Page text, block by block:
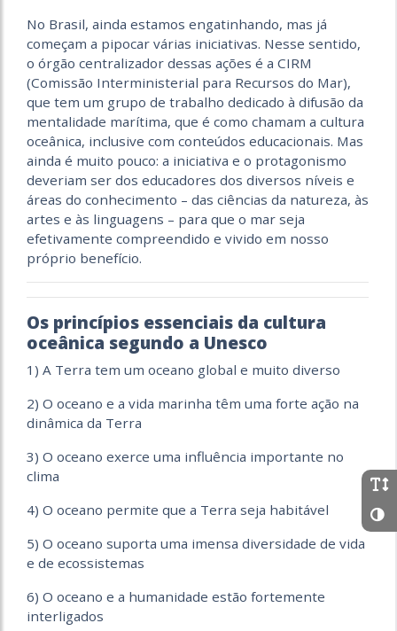
No Brasil, ainda estamos engatinhando, mas já
começam a pipocar várias iniciativas. Nesse sentido,
o órgão centralizador dessas ações é a CIRM
(Comissão Interministerial para Recursos do Mar),
que tem um grupo de trabalho dedicado à difusão da
mentalidade marítima, que é como chamam a cultura
oceânica, inclusive com conteúdos educacionais. Mas
ainda é muito pouco: a iniciativa e o protagonismo
deveriam ser dos educadores dos diversos níveis e
áreas do conhecimento – das ciências da natureza, às
artes e às linguagens – para que o mar seja
efetivamente compreendido e vivido em nosso
próprio benefício.
Os princípios essenciais da cultura
oceânica segundo a Unesco
1) A Terra tem um oceano global e muito diverso
2) O oceano e a vida marinha têm uma forte ação na
dinâmica da Terra
3) O oceano exerce uma influência importante no
clima
4) O oceano permite que a Terra seja habitável
5) O oceano suporta uma imensa diversidade de vida
e de ecossistemas
6) O oceano e a humanidade estão fortemente
interligados